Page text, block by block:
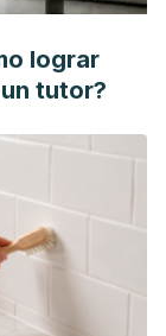
peroxide/
lograr
tutor?